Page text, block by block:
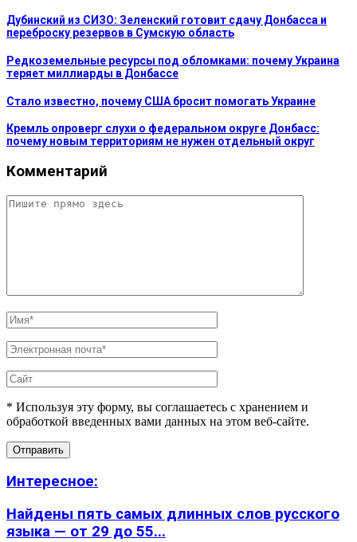
Дубинский из СИЗО: Зеленский готовит сдачу Донбасса и
переброску резервов в Сумскую область
Редкоземельные ресурсы под обломками: почему Украина
теряет миллиарды в Донбассе
Стало известно, почему США бросит помогать Украине
Кремль опроверг слухи о федеральном округе Донбасс:
почему новым территориям не нужен отдельный округ
Комментарий
* Используя эту форму, вы соглашаетесь с хранением и
обработкой введенных вами данных на этом веб-сайте.
Интересное:
Найдены пять самых длинных слов русского
языка — от 29 до 55...